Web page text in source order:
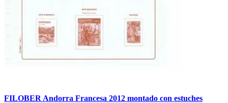
FILOBER Andorra Francesa 2012 montado con estuches